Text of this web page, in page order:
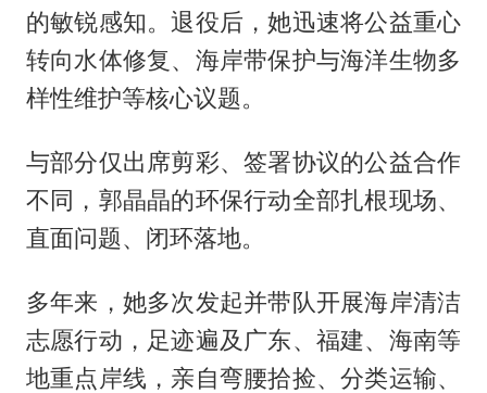
的敏锐感知。退役后，她迅速将公益重心
转向水体修复、海岸带保护与海洋生物多
样性维护等核心议题。
与部分仅出席剪彩、签署协议的公益合作
不同，郭晶晶的环保行动全部扎根现场、
直面问题、闭环落地。
多年来，她多次发起并带队开展海岸清洁
志愿行动，足迹遍及广东、福建、海南等
地重点岸线，亲自弯腰拾捡、分类运输、